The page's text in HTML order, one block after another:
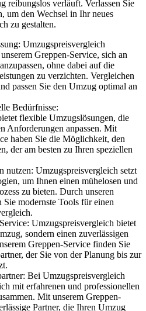
reibungslos verläuft. Verlassen Sie
um den Wechsel in Ihr neues
zu gestalten.
Umzugspreisvergleich
Greppen-Service, sich an
ohne dabei auf die
zu verzichten. Vergleichen
passen Sie den Umzug optimal an
Bedürfnisse:
flexible Umzugslösungen, die
Anforderungen anpassen. Mit
haben Sie die Möglichkeit, den
der am besten zu Ihren speziellen
nutzen: Umzugspreisvergleich setzt
um Ihnen einen mühelosen und
zu bieten. Durch unseren
Sie modernste Tools für einen
Umzugspreisvergleich bietet
sondern einen zuverlässigen
Greppen-Service finden Sie
der Sie von der Planung bis zur
Bei Umzugspreisvergleich
mit erfahrenen und professionellen
Mit unserem Greppen-
Partner, die Ihren Umzug